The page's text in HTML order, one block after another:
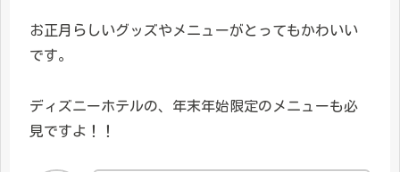
お正月らしいグッズやメニューがとってもかわいい
です。
ディズニーホテルの、年末年始限定のメニューも必
見ですよ！！